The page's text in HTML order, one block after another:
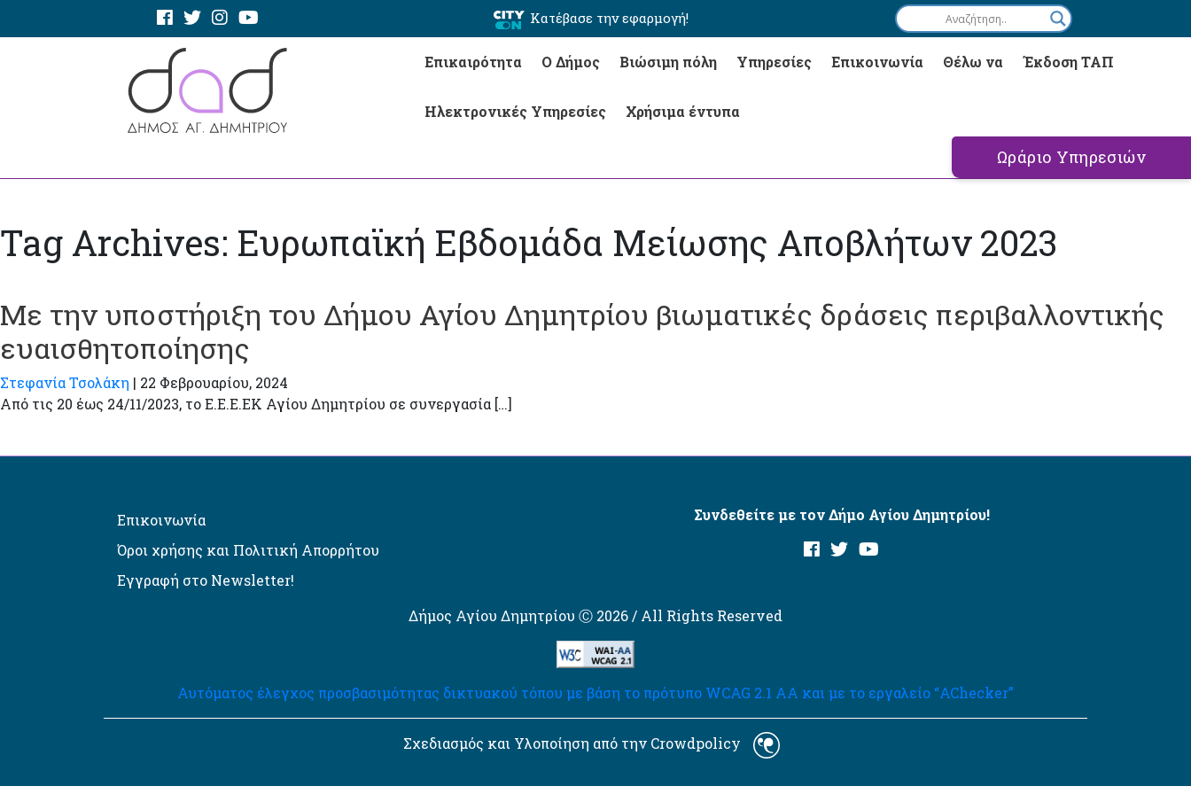
Κατέβασε την εφαρμογή!
Επικαιρότητα Ο Δήμος Βιώσιμη πόλη Υπηρεσίες Επικοινωνία Θέλω να Έκδοση ΤΑΠ
Ηλεκτρονικές Υπηρεσίες Χρήσιμα έντυπα
Ωράριο Υπηρεσιών
Tag Archives: Ευρωπαϊκή Εβδομάδα Μείωσης Αποβλήτων 2023
Με την υποστήριξη του Δήμου Αγίου Δημητρίου βιωματικές δράσεις περιβαλλοντικής
ευαισθητοποίησης
Στεφανία Τσολάκη | 22 Φεβρουαρίου, 2024
Από τις 20 έως 24/11/2023, το Ε.Ε.Ε.ΕΚ Αγίου Δημητρίου σε συνεργασία […]
Επικοινωνία
Όροι χρήσης και Πολιτική Απορρήτου
Εγγραφή στο Newsletter!
Συνδεθείτε με τον Δήμο Αγίου Δημητρίου!
Δήμος Αγίου Δημητρίου Ⓒ 2026 / All Rights Reserved
Αυτόματος έλεγχος προσβασιμότητας δικτυακού τόπου με βάση το πρότυπο WCAG 2.1 AA και με το εργαλείο “AChecker”
Σχεδιασμός και Υλοποίηση από την Crowdpolicy